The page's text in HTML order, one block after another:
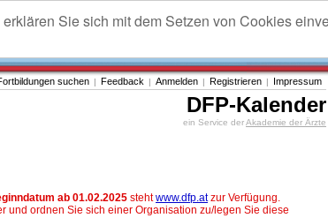
Sie sich mit dem Setzen von Cookies
suchen | Feedback | Anmelden | Registrieren | Impressum
DFP-Kalender
ein Service derAkademie der Ärzte
ab 01.02.2025 stehtwww.dfp.atzur Verfügung.
und ordnen Sie sich einer Organisation zu/legen Sie diese